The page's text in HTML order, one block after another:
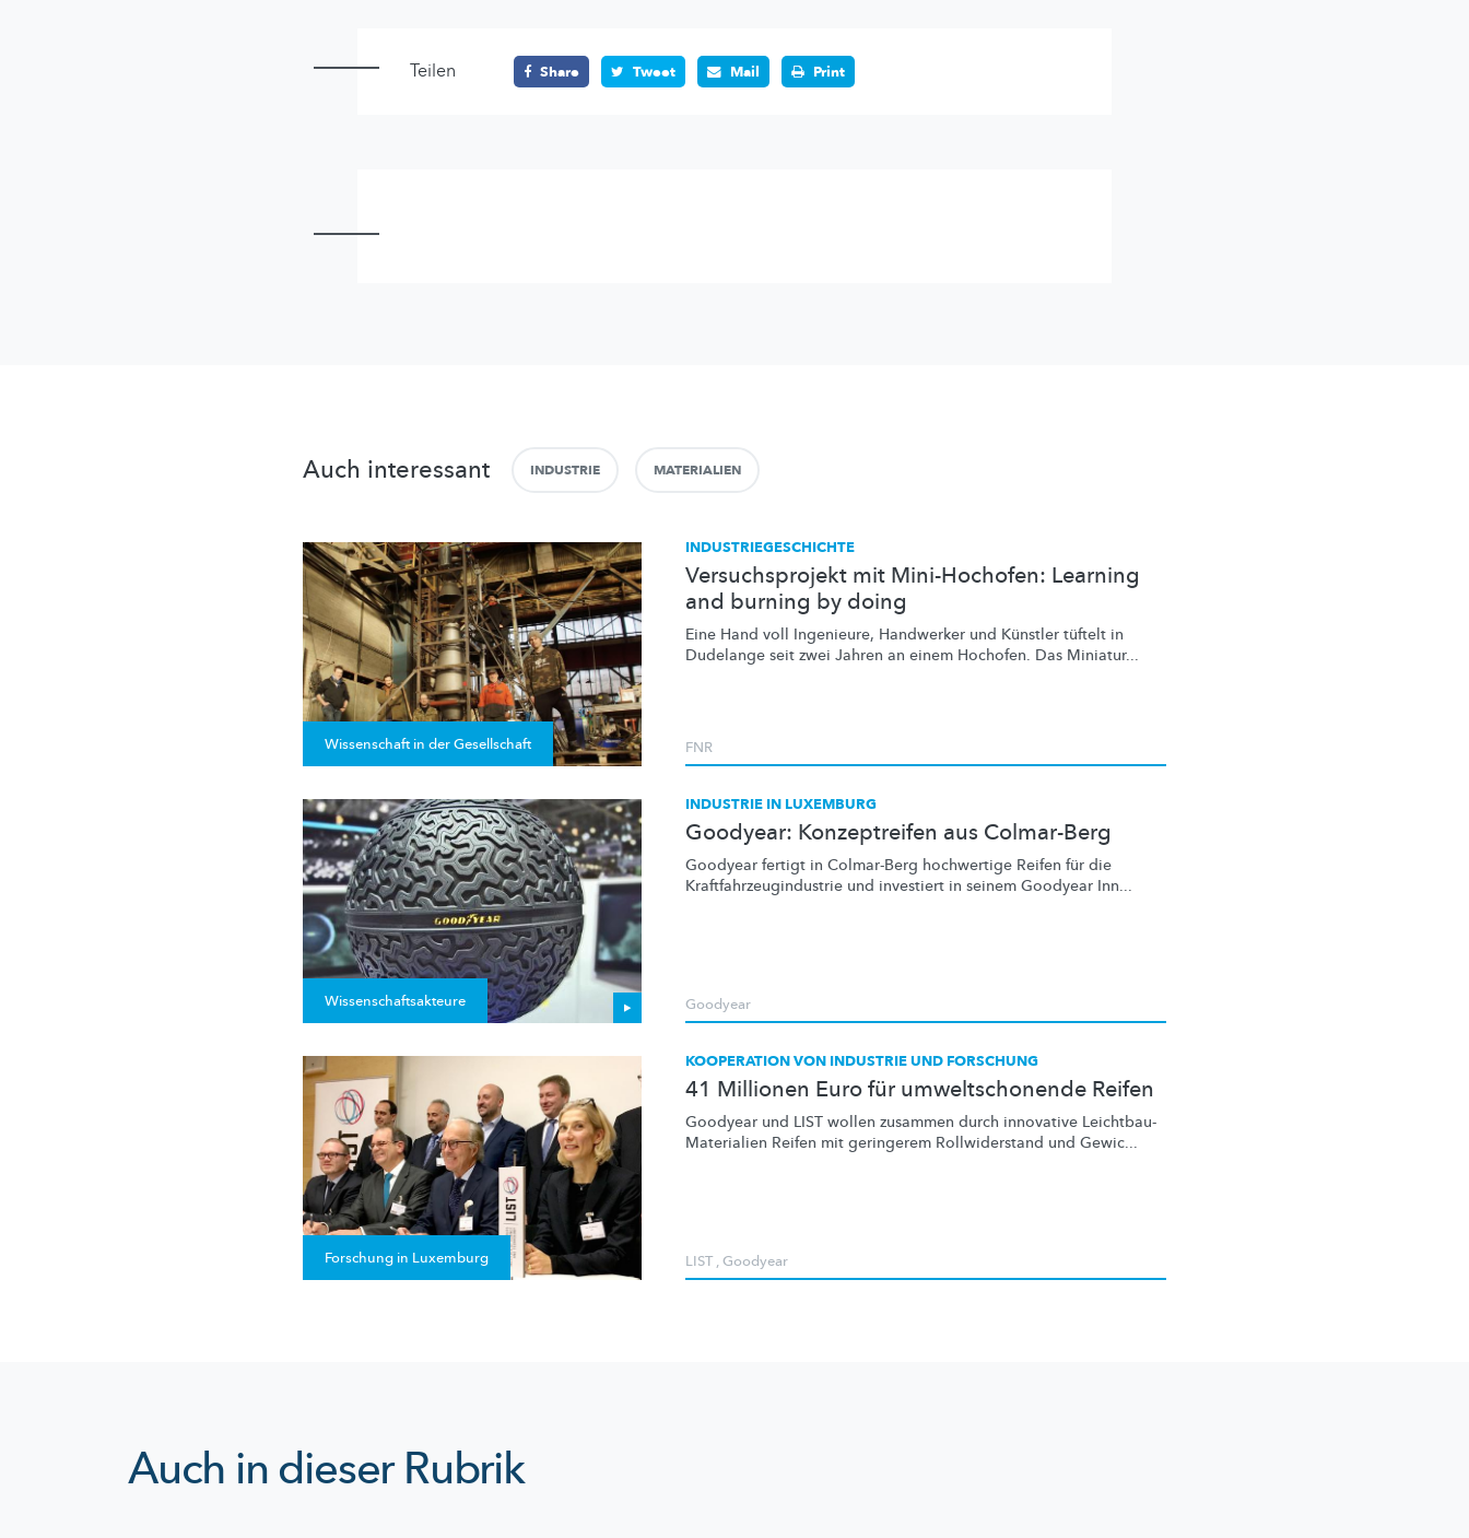
Teilen Share Tweet Mail Print
Auch interessant INDUSTRIE MATERIALIEN
Wissenschaft in der Gesellschaft
INDUSTRIEGESCHICHTE
Versuchsprojekt mit Mini-Hochofen: Learning
and burning by doing
Eine Hand voll Ingenieure, Handwerker und Künstler tüftelt in
Dudelange seit zwei Jahren an einem Hochofen. Das Miniatur...
FNR
Wissenschaftsakteure
INDUSTRIE IN LUXEMBURG
Goodyear: Konzeptreifen aus Colmar-Berg
Goodyear fertigt in Colmar-Berg hochwertige Reifen für die
Kraftfahrzeugindustrie und investiert in seinem Goodyear Inn...
Goodyear
Forschung in Luxemburg
KOOPERATION VON INDUSTRIE UND FORSCHUNG
41 Millionen Euro für umweltschonende Reifen
Goodyear und LIST wollen zusammen durch innovative Leichtbau-
Materialien Reifen mit geringerem Rollwiderstand und Gewic...
LIST,Goodyear
Auch in dieser Rubrik